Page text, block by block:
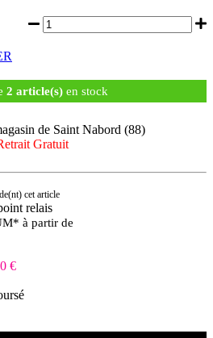
2 article(s)en stock
de Saint Nabord (88)
Gratuit
cet article
relais
à partir de
€